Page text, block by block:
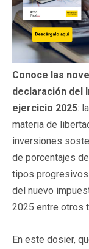
Conoce las
declaración del
ejercicio 2025:
materia de
inversiones
de porcentajes
tipos
del nuevo
2025 entre otros
En este dosier,